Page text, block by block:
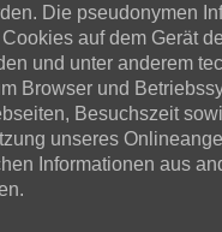
Die pseudonymen
auf dem Gerät
und unter anderem
Browser und
Besuchszeit
unseres
Informationen aus